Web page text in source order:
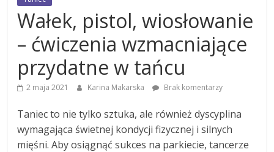
Wałek, pistol, wiosłowanie
– ćwiczenia wzmacniające
przydatne w tańcu
2 maja 2021 Karina Makarska Brak komentarzy
Taniec to nie tylko sztuka, ale również dyscyplina
wymagająca świetnej kondycji fizycznej i silnych
mięśni. Aby osiągnąć sukces na parkiecie, tancerze